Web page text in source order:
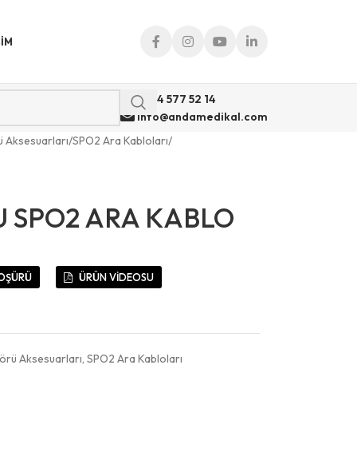
0 544 577 52 14
info@andamedikal.com
Aksesuarları SPO2 Ara Kabloları
SPO2 ARA KABLO
ÜRÜN VİDEOSU
Aksesuarları, SPO2 Ara Kabloları